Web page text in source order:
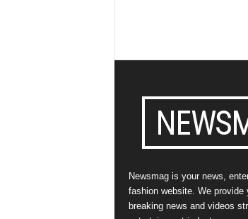
Newsmag is your news,
fashion website. We provide
breaking news and videos